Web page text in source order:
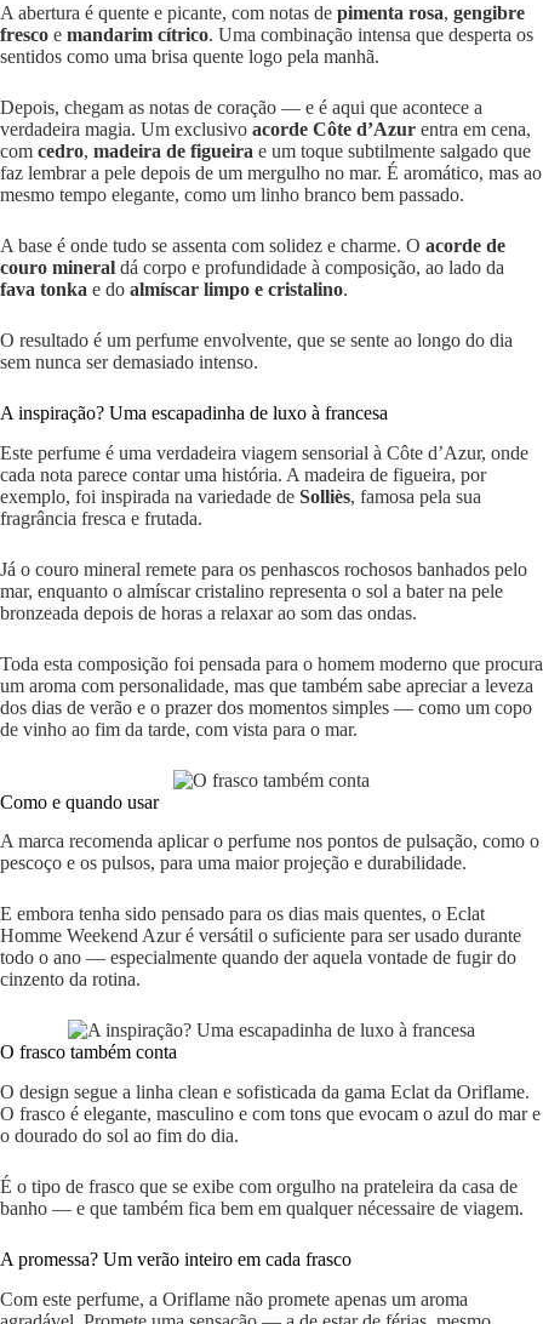
A abertura é quente e picante, com notas de pimenta rosa, gengibre
fresco e mandarim cítrico. Uma combinação intensa que desperta os
sentidos como uma brisa quente logo pela manhã.
Depois, chegam as notas de coração — e é aqui que acontece a
verdadeira magia. Um exclusivo acorde Côte d’Azur entra em cena,
com cedro, madeira de figueira e um toque subtilmente salgado que
faz lembrar a pele depois de um mergulho no mar. É aromático, mas ao
mesmo tempo elegante, como um linho branco bem passado.
A base é onde tudo se assenta com solidez e charme. O acorde de
couro mineral dá corpo e profundidade à composição, ao lado da
fava tonka e do almíscar limpo e cristalino.
O resultado é um perfume envolvente, que se sente ao longo do dia
sem nunca ser demasiado intenso.
A inspiração? Uma escapadinha de luxo à francesa
Este perfume é uma verdadeira viagem sensorial à Côte d’Azur, onde
cada nota parece contar uma história. A madeira de figueira, por
exemplo, foi inspirada na variedade de Solliès, famosa pela sua
fragrância fresca e frutada.
Já o couro mineral remete para os penhascos rochosos banhados pelo
mar, enquanto o almíscar cristalino representa o sol a bater na pele
bronzeada depois de horas a relaxar ao som das ondas.
Toda esta composição foi pensada para o homem moderno que procura
um aroma com personalidade, mas que também sabe apreciar a leveza
dos dias de verão e o prazer dos momentos simples — como um copo
de vinho ao fim da tarde, com vista para o mar.
Como e quando usar
A marca recomenda aplicar o perfume nos pontos de pulsação, como o
pescoço e os pulsos, para uma maior projeção e durabilidade.
E embora tenha sido pensado para os dias mais quentes, o Eclat
Homme Weekend Azur é versátil o suficiente para ser usado durante
todo o ano — especialmente quando der aquela vontade de fugir do
cinzento da rotina.
O frasco também conta
O design segue a linha clean e sofisticada da gama Eclat da Oriflame.
O frasco é elegante, masculino e com tons que evocam o azul do mar e
o dourado do sol ao fim do dia.
É o tipo de frasco que se exibe com orgulho na prateleira da casa de
banho — e que também fica bem em qualquer nécessaire de viagem.
A promessa? Um verão inteiro em cada frasco
Com este perfume, a Oriflame não promete apenas um aroma